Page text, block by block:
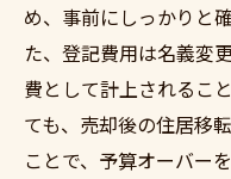
め、事前にしっかりと
た、登記費用は名義変
費として計上されるこ
ても、売却後の住居移
ことで、予算オーバー